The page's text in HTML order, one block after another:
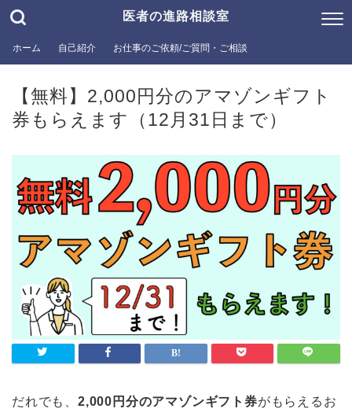
医者の進路相談室
ホーム 自己紹介 お仕事のご依頼/ご質問・ご相談
【無料】2,000円分のアマゾンギフト
券もらえます（12月31日まで）
だれでも、 2,000円分のアマゾンギフト券がもらえるお